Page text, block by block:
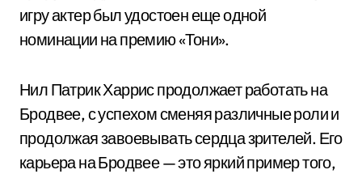
игру актер был удостоен еще одной
номинации на премию «Тони».
Нил Патрик Харрис продолжает работать на
Бродвее, с успехом сменяя различные роли и
продолжая завоевывать сердца зрителей. Его
карьера на Бродвее — это яркий пример того,